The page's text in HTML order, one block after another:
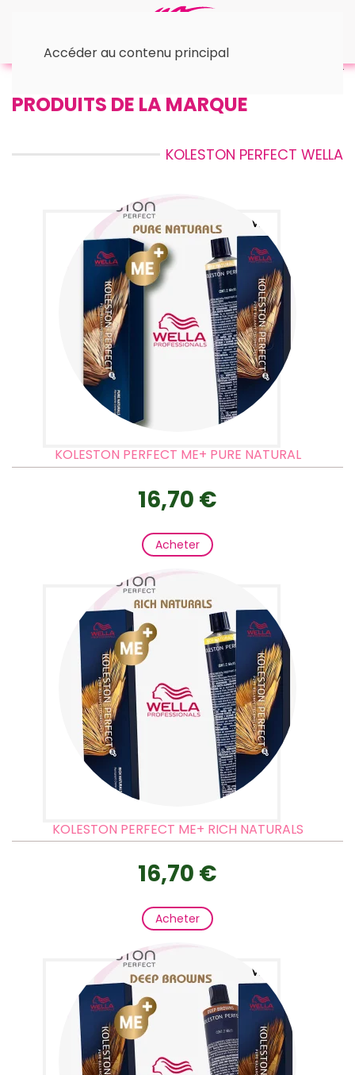
Accéder au contenu principal
PRODUITS DE LA MARQUE
KOLESTON PERFECT WELLA
KOLESTON PERFECT ME+ PURE NATURAL
16,70 €
Acheter
KOLESTON PERFECT ME+ RICH NATURALS
16,70 €
Acheter